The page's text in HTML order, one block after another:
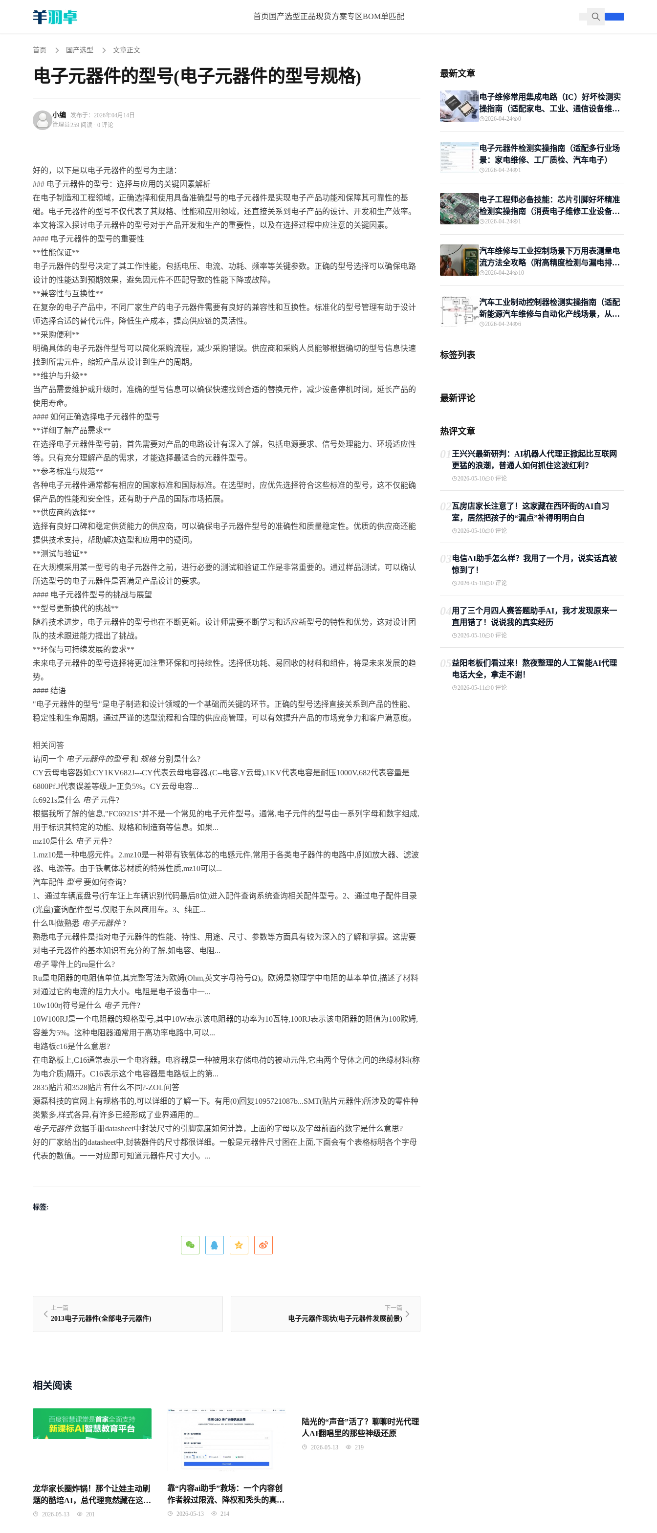
首页 国产选型正品现货方案专区BOM单匹配
首页 国产选型 文章正文
电子元器件的型号(电子元器件的型号规格)
小编
管理员
发布于：2026年04月14日
259 阅读 · 0 评论
好的，以下是以电子元器件的型号为主题：
### 电子元器件的型号：选择与应用的关键因素解析
在电子制造和工程领域，正确选择和使用具备准确型号的电子元器件是实现电子产品功能和保障其可靠性的基
础。电子元器件的型号不仅代表了其规格、性能和应用领域，还直接关系到电子产品的设计、开发和生产效率。
本文将深入探讨电子元器件的型号对于产品开发和生产的重要性，以及在选择过程中应注意的关键因素。
#### 电子元器件的型号的重要性
**性能保证**
电子元器件的型号决定了其工作性能，包括电压、电流、功耗、频率等关键参数。正确的型号选择可以确保电路
设计的性能达到预期效果，避免因元件不匹配导致的性能下降或故障。
**兼容性与互换性**
在复杂的电子产品中，不同厂家生产的电子元器件需要有良好的兼容性和互换性。标准化的型号管理有助于设计
师选择合适的替代元件，降低生产成本，提高供应链的灵活性。
**采购便利**
明确具体的电子元器件型号可以简化采购流程，减少采购错误。供应商和采购人员能够根据确切的型号信息快速
找到所需元件，缩短产品从设计到生产的周期。
**维护与升级**
当产品需要维护或升级时，准确的型号信息可以确保快速找到合适的替换元件，减少设备停机时间，延长产品的
使用寿命。
#### 如何正确选择电子元器件的型号
**详细了解产品需求**
在选择电子元器件型号前，首先需要对产品的电路设计有深入了解，包括电源要求、信号处理能力、环境适应性
等。只有充分理解产品的需求，才能选择最适合的元器件型号。
**参考标准与规范**
各种电子元器件通常都有相应的国家标准和国际标准。在选型时，应优先选择符合这些标准的型号，这不仅能确
保产品的性能和安全性，还有助于产品的国际市场拓展。
**供应商的选择**
选择有良好口碑和稳定供货能力的供应商，可以确保电子元器件型号的准确性和质量稳定性。优质的供应商还能
提供技术支持，帮助解决选型和应用中的疑问。
**测试与验证**
在大规模采用某一型号的电子元器件之前，进行必要的测试和验证工作是非常重要的。通过样品测试，可以确认
所选型号的电子元器件是否满足产品设计的要求。
#### 电子元器件型号的挑战与展望
**型号更新换代的挑战**
随着技术进步，电子元器件的型号也在不断更新。设计师需要不断学习和适应新型号的特性和优势，这对设计团
队的技术跟进能力提出了挑战。
**环保与可持续发展的要求**
未来电子元器件的型号选择将更加注重环保和可持续性。选择低功耗、易回收的材料和组件，将是未来发展的趋
势。
#### 结语
"电子元器件的型号"是电子制造和设计领域的一个基础而关键的环节。正确的型号选择直接关系到产品的性能、
稳定性和生命周期。通过严谨的选型流程和合理的供应商管理，可以有效提升产品的市场竞争力和客户满意度。
相关问答
请问一个 电子元器件的型号和 规格 分别是什么?
CY云母电容器如:CY1KV682J---CY代表云母电容器,(C--电容,Y云母),1KV代表电容是耐压1000V,682代表容量是
6800Pf.J代表误差等级,J=正负5%。CY云母电容...
fc6921s是什么 电子 元件?
根据我所了解的信息,"FC6921S"并不是一个常见的电子元件型号。通常,电子元件的型号由一系列字母和数字组成,
用于标识其特定的功能、规格和制造商等信息。如果...
mz10是什么 电子 元件?
1.mz10是一种电感元件。2.mz10是一种带有铁氧体芯的电感元件,常用于各类电子器件的电路中,例如放大器、滤波
器、电源等。由于铁氧体芯材质的特殊性质,mz10可以...
汽车配件 型号要如何查询?
1、通过车辆底盘号(行车证上车辆识别代码最后8位)进入配件查询系统查询相关配件型号。2、通过电子配件目录
(光盘)查询配件型号,仅限于东风商用车。3、纯正...
什么叫做熟悉 电子元器件?
熟悉电子元器件是指对电子元器件的性能、特性、用途、尺寸、参数等方面具有较为深入的了解和掌握。这需要
对电子元器件的基本知识有充分的了解,如电容、电阻...
电子零件上的ru是什么?
Ru是电阻器的电阻值单位,其完整写法为欧姆(Ohm,英文字母符号Ω)。欧姆是物理学中电阻的基本单位,描述了材料
对通过它的电流的阻力大小。电阻是电子设备中一...
10w100rj符号是什么 电子 元件?
10W100RJ是一个电阻器的规格型号,其中10W表示该电阻器的功率为10瓦特,100RJ表示该电阻器的阻值为100欧姆,
容差为5%。这种电阻器通常用于高功率电路中,可以...
电路板c16是什么意思?
在电路板上,C16通常表示一个电容器。电容器是一种被用来存储电荷的被动元件,它由两个导体之间的绝缘材料(称
为电介质)隔开。C16表示这个电容器是电路板上的第...
2835贴片和3528贴片有什么不同?-ZOL问答
源磊科技的官网上有规格书的,可以详细的了解一下。有用(0)回复1095721087b...SMT(贴片元器件)所涉及的零件种
类繁多,样式各异,有许多已经形成了业界通用的...
电子元器件数据手册datasheet中封装尺寸的引脚宽度如何计算，上面的字母以及字母前面的数字是什么意思?
好的厂家给出的datasheet中,封装器件的尺寸都很详细。一般是元器件尺寸图在上面,下面会有个表格标明各个字母
代表的数值。一一对应即可知道元器件尺寸大小。...
标签:
上一篇
2013电子元器件(全部电子元器件)
下一篇
电子元器件现状(电子元器件发展前景)
相关阅读
龙华家长圈炸锅！那个让娃主动刷
题的酷培AI，总代理竟然藏在这条
老街上
2026-05-13 201
靠“内容ai助手”救场：一个内容创
作者躲过限流、降权和秃头的真实
经历2026-05-13 214
陆光的“声音”活了？聊聊时光代理
人AI翻唱里的那些神级还原
2026-05-13 219
最新文章
电子维修常用集成电路（IC）好坏检测实
操指南（适配家电、工业、通信设备维修
场景，新手入门+专业进阶）
2026-04-24 0
电子元器件检测实操指南（适配多行业场
景：家电维修、工厂质检、汽车电子）
2026-04-24 1
电子工程师必备技能：芯片引脚好坏精准
检测实操指南（消费电子维修工业设备维
护场景适配，新手进阶一站式掌握）
2026-04-24 1
汽车维修与工业控制场景下万用表测量电
流方法全攻略（附高精度检测与漏电排查
技巧）
2026-04-24 10
汽车工业制动控制器检测实操指南（适配
新能源汽车维修与自动化产线场景，从万
用表初筛到专业诊断）
2026-04-24 6
标签列表
最新评论
热评文章
01王兴兴最新研判：AI机器人代理正掀起比互联网
更猛的浪潮，普通人如何抓住这波红利？
2026-05-10 0 评论
02瓦房店家长注意了！这家藏在西环街的AI自习
室，居然把孩子的“漏点”补得明明白白
2026-05-10 0 评论
03电信AI助手怎么样？我用了一个月，说实话真被
惊到了！
2026-05-10 0 评论
04用了三个月四人赛答题助手AI，我才发现原来一
直用错了！说说我的真实经历
2026-05-10 0 评论
05益阳老板们看过来！熬夜整理的人工智能AI代理
电话大全，拿走不谢！
2026-05-11 0 评论